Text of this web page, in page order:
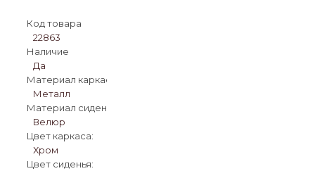
Код товара
22863
Наличие
Да
Материал каркаса:
Металл
Материал сиденья:
Велюр
Цвет каркаса:
Хром
Цвет сиденья: